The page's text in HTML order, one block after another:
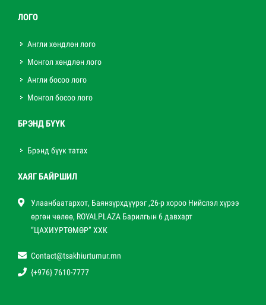
ЛОГО
Англи хөндлөн лого
Монгол хөндлөн лого
Англи босоо лого
Монгол босоо лого
БРЭНД БҮҮК
Брэнд бүүк татах
ХАЯГ БАЙРШИЛ
Улаанбаатархот, Баянзүрхдүүрэг ,26-р хороо Нийслэл хүрээ
өргөн чөлөө, ROYALPLAZA Барилгын 6 давхарт
“ЦАХИУРТӨМӨР” ХХК
Contact@tsakhiurtumur.mn
{+976} 7610-7777